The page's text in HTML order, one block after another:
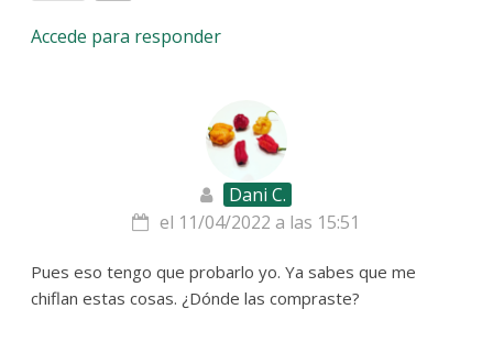
Accede para responder
Dani C.
el 11/04/2022 a las 15:51
Pues eso tengo que probarlo yo. Ya sabes que me
chiflan estas cosas. ¿Dónde las compraste?